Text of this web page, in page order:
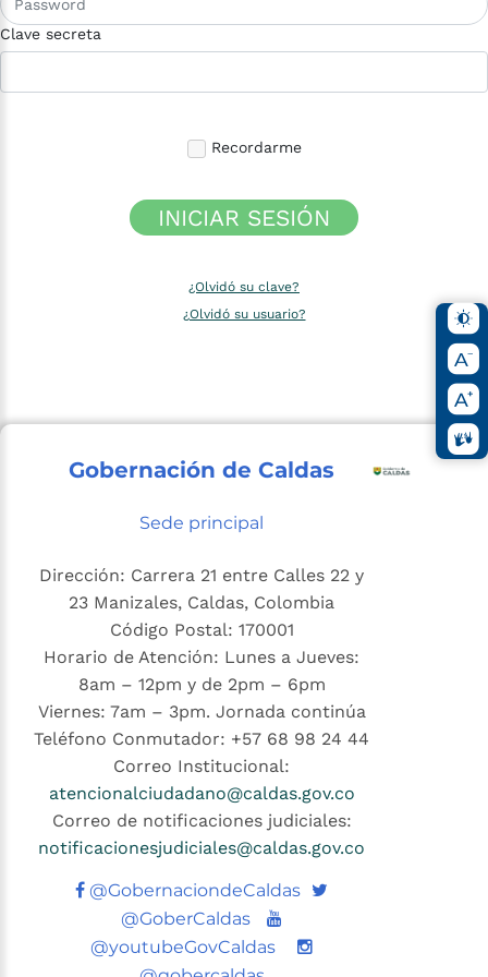
Clave secreta
Recordarme
INICIAR SESIÓN
¿Olvidó su clave?
¿Olvidó su usuario?
Gobernación de Caldas
Sede principal
Dirección: Carrera 21 entre Calles 22 y
23 Manizales, Caldas, Colombia
Código Postal: 170001
Horario de Atención: Lunes a Jueves:
8am – 12pm y de 2pm – 6pm
Viernes: 7am – 3pm. Jornada continúa
Teléfono Conmutador: +57 68 98 24 44
Correo Institucional:
atencionalciudadano@caldas.gov.co
Correo de notificaciones judiciales:
notificacionesjudiciales@caldas.gov.co
@GobernaciondeCaldas Twitter
@GoberCaldas
Youtube
@youtubeGovCaldas